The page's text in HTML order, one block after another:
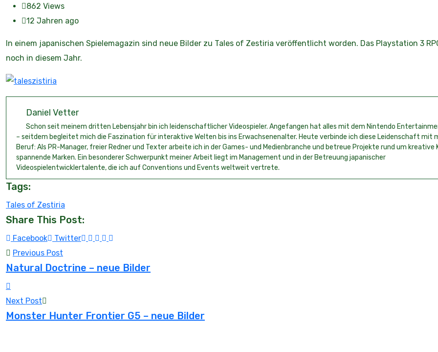
862 Views
12 Jahren ago
In einem japanischen Spielemagazin sind neue Bilder zu Tales of Zestiria veröffentlicht worden. Das Playstation 3
noch in diesem Jahr.
Daniel Vetter
Schon seit meinem dritten Lebensjahr bin ich leidenschaftlicher Videospieler. Angefangen hat alles mit dem Nintendo
– seitdem begleitet mich die Faszination für interaktive Welten bis ins Erwachsenenalter. Heute verbinde ich diese Leidenschaft mit
Beruf: Als PR-Manager, freier Redner und Texter arbeite ich in der Games- und Medienbranche und betreue Projekte rund um kreative
spannende Marken. Ein besonderer Schwerpunkt meiner Arbeit liegt im Management und in der Betreuung japanischer
Videospielentwicklertalente, die ich auf Conventions und Events weltweit vertrete.
Tags:
Tales of Zestiria
Share This Post:
Facebook Twitter Youtube
LinkedIn
Whatsapp
Tumblr
Previous Post
Natural Doctrine – neue Bilder
Next Post
Monster Hunter Frontier G5 – neue Bilder